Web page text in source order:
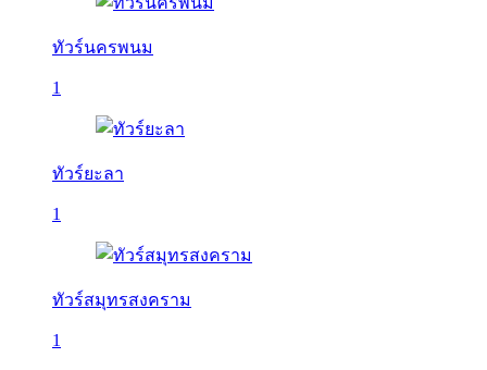
ทัวร์นครพนม
1
ทัวร์ยะลา
1
ทัวร์สมุทรสงคราม
1